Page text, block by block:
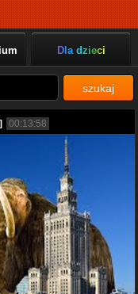
Dla dzieci
szukaj
00:13:58